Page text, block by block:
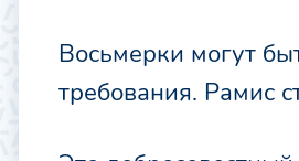
Восьмерки могут
требования. Рамис